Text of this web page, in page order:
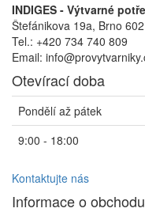
INDIGES - Výtvarné
Štefánikova 19a, Brno
Tel.: +420 734 740 809
Email:
Otevírací doba
Pondělí až pátek
9:00 - 18:00
Kontaktujte nás
Informace o obchodu